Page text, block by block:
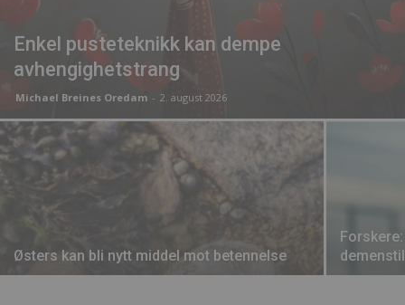
Enkel pusteteknikk kan dempe
avhengighetstrang
Michael Breines Oredam - 2. august 2026
Østers kan bli nytt middel mot betennelse